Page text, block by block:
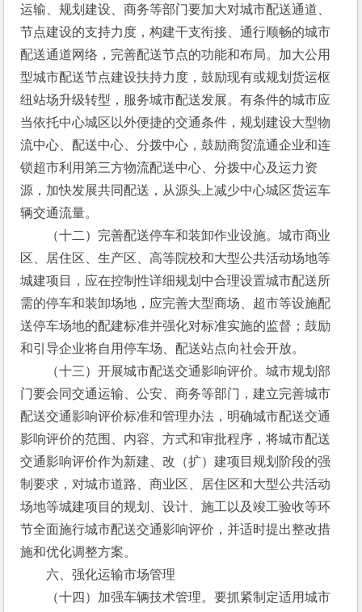
运输、规划建设、商务等部门要加大对城市配送通道、
节点建设的支持力度，构建干支衔接、通行顺畅的城市
配送通道网络，完善配送节点的功能和布局。加大公用
型城市配送节点建设扶持力度，鼓励现有或规划货运枢
纽站场升级转型，服务城市配送发展。有条件的城市应
当依托中心城区以外便捷的交通条件，规划建设大型物
流中心、配送中心、分拨中心，鼓励商贸流通企业和连
锁超市利用第三方物流配送中心、分拨中心及运力资
源，加快发展共同配送，从源头上减少中心城区货运车
辆交通流量。
（十二）完善配送停车和装卸作业设施。城市商业
区、居住区、生产区、高等院校和大型公共活动场地等
城建项目，应在控制性详细规划中合理设置城市配送所
需的停车和装卸场地，应完善大型商场、超市等设施配
送停车场地的配建标准并强化对标准实施的监督；鼓励
和引导企业将自用停车场、配送站点向社会开放。
（十三）开展城市配送交通影响评价。城市规划部
门要会同交通运输、公安、商务等部门，建立完善城市
配送交通影响评价标准和管理办法，明确城市配送交通
影响评价的范围、内容、方式和审批程序，将城市配送
交通影响评价作为新建、改（扩）建项目规划阶段的强
制要求，对城市道路、商业区、居住区和大型公共活动
场地等城建项目的规划、设计、施工以及竣工验收等环
节全面施行城市配送交通影响评价，并适时提出整改措
施和优化调整方案。
六、强化运输市场管理
（十四）加强车辆技术管理。要抓紧制定适用城市